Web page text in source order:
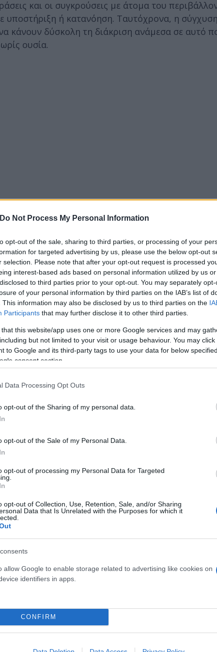
Do Not Process My Personal Information
opt-out of the sale, sharing to third parties, or processing of your
for targeted advertising by us, please use the below opt-out
selection. Please note that after your opt-out request is processed
interest-based ads based on personal information utilized by us
to third parties prior to your opt-out. You may separately
of your personal information by third parties on the IAB’s list of
This information may also be disclosed by us to third parties on the
Participants that may further disclose it to other third parties.
that this website/app uses one or more Google services and may
but not limited to your visit or usage behaviour. You may
to Google and its third-party tags to use your data for below
consent section.
Data Processing Opt Outs
opt-out of the Sharing of my personal data.
opt-out of the Sale of my Personal Data.
opt-out of processing my Personal Data for Targeted
opt-out of Collection, Use, Retention, Sale, and/or Sharing
Data that Is Unrelated with the Purposes for which it
allow Google to enable storage related to advertising like cookies on
identifiers in apps.
CONFIRM
και οι συγκρούσεις με άτομα του
υποστήριξη ή κατανόηση. Ταυτόχρονα, η
κάνουν δύσκολη τη διάκριση ανάμεσα σε αυτό
ουσία.
και τις συναισθηματικές εξάρσεις.
είναι οι Κριοί, Καρκίνοι, Ζυγοί, Αιγόκεροι του
τον ωροσκόπο σου
ή μαθήματα;»
από διαφορετικές κατευθύνσεις – εσύ διψάς
τον Κρόνο και τον Ποσειδώνα στο ζώδιό
σε αυτό που επιθυμείς και σε αυτό που
μπορεί να σε οδηγήσουν σε
η φαντασίωση. Μην πιέζεις πρόσωπα ή
ώριμες επιλογές και σωστή οριοθέτηση
καταστάσεις και κράτα το βλέμμα
αστάθμητους παράγοντες, μισό-ειπωμένες